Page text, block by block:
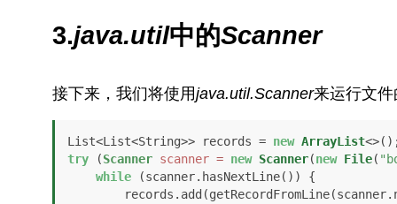
3.java.util中的Scanner
接下来，我们将使用java.util.Scanner来运行文
List<List<String>> records = new ArrayList
try (Scanner scanner = new Scanner(new File(
while (scanner.hasNextLine()) {